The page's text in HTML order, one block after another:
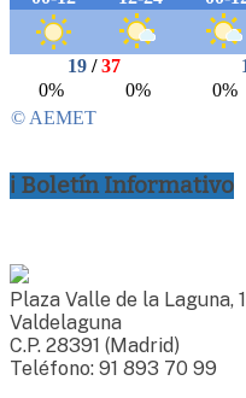
ℹ Boletín Informativo
Plaza Valle de la Laguna, 1
Valdelaguna
C.P. 28391 (Madrid)
Teléfono: 91 893 70 99